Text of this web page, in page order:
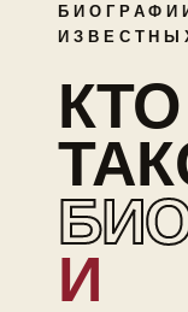
КТО
И